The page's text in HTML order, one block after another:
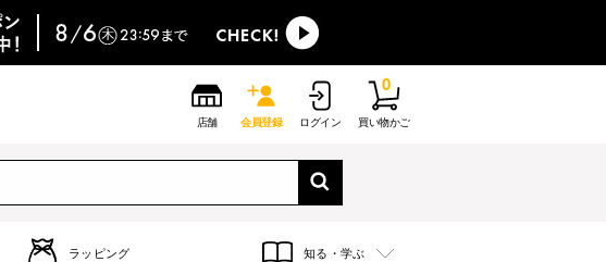
店舗 会員登録 ログイン 買い物かご
0
ラッピング 知る・学ぶ